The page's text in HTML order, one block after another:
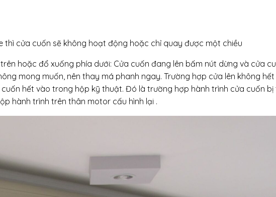
thì cửa cuốn sẽ không hoạt động hoặc chỉ quay được một chiều
hoặc đổ xuống phía dưới: Cửa cuốn đang lên bấm nút dừng và cửa
mong muốn, nên thay má phanh ngay. Trường hợp cửa lên không
hết vào trong hộp kỹ thuật. Đó là trường hợp hành trình cửa cuốn
hành trình trên thân motor cấu hình lại .